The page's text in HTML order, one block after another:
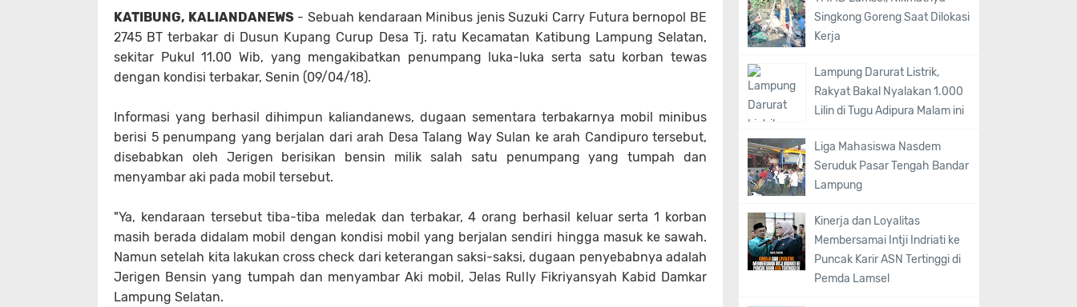
KATIBUNG, KALIANDANEWS- Sebuah kendaraan Minibus jenis Suzuki Carry Futura bernopol BE
2745 BT terbakar di Dusun Kupang Curup Desa Tj. ratu Kecamatan Katibung Lampung Selatan,
sekitar Pukul 11.00 Wib, yang mengakibatkan penumpang luka-luka serta satu korban tewas
dengan kondisi terbakar, Senin (09/04/18).
Informasi yang berhasil dihimpun kaliandanews, dugaan sementara terbakarnya mobil minibus
berisi 5 penumpang yang berjalan dari arah Desa Talang Way Sulan ke arah Candipuro tersebut,
disebabkan oleh Jerigen berisikan bensin milik salah satu penumpang yang tumpah dan
menyambar aki pada mobil tersebut.
"Ya, kendaraan tersebut tiba-tiba meledak dan terbakar, 4 orang berhasil keluar serta 1 korban
masih berada didalam mobil dengan kondisi mobil yang berjalan sendiri hingga masuk ke sawah.
Namun setelah kita lakukan cross check dari keterangan saksi-saksi, dugaan penyebabnya adalah
Jerigen Bensin yang tumpah dan menyambar Aki mobil, Jelas Rully Fikriyansyah Kabid Damkar
Lampung Selatan.
Singkong Goreng Saat Dilokasi
Kerja
Lampung Darurat Listrik,
Rakyat Bakal Nyalakan 1.000
Lilin di Tugu Adipura Malam ini
Liga Mahasiswa Nasdem
Seruduk Pasar Tengah Bandar
Lampung
Kinerja dan Loyalitas
Membersamai Intji Indriati ke
Puncak Karir ASN Tertinggi di
Pemda Lamsel